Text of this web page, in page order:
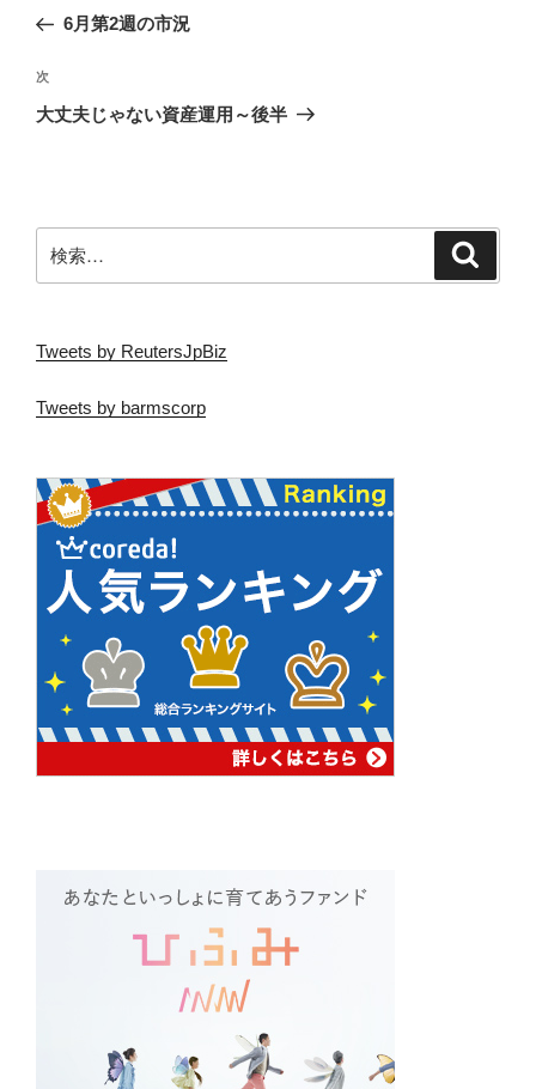
ナ
ビ
ゲ
ン
の
稿
6月第2週の市況
次
の
次
大丈夫じゃない資産運用～後半
索:
Tweets by ReutersJpBiz
Tweets by barmscorp